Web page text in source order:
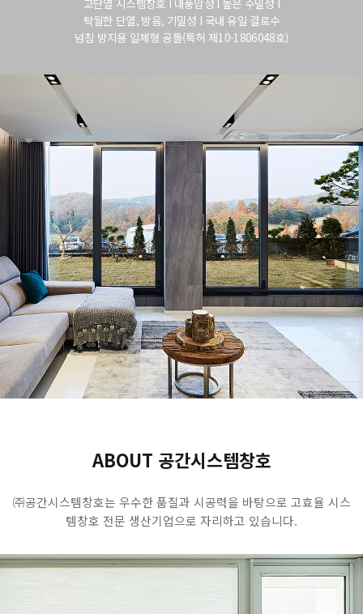
고단열 시스템창호 I 내풍압성 I 높은 수밀성 I
탁월한 단열, 방음, 기밀성 I 국내 유일 결로수
넘침 방지용 일체형 공틀(특허 제10-1806048호)
ABOUT 공간시스템창호
㈜공간시스템창호는 우수한 품질과 시공력을 바탕으로 고효율 시스
템창호 전문 생산기업으로 자리하고 있습니다.